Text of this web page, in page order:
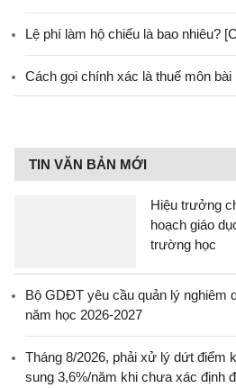
Lệ phí làm hộ chiếu là bao nhiêu?
Cách gọi chính xác là thuế môn
TIN VĂN BẢN MỚI
Hiệu trưởng
hoạch giáo
trường học
Bộ GDĐT yêu cầu quản lý nghiêm
năm học 2026-2027
Tháng 8/2026, phải xử lý dứt điểm
sung 3,6%/năm khi chưa xác định